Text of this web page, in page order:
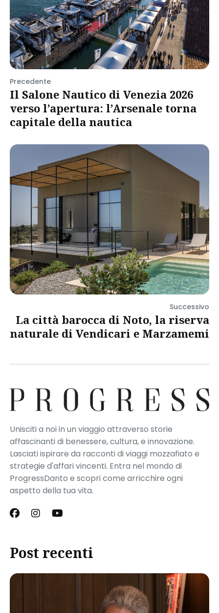
Precedente
Il Salone Nautico di Venezia 2026
verso l’apertura: l’Arsenale torna
capitale della nautica
Successivo
La città barocca di Noto, la riserva
naturale di Vendicari e Marzamemi
Unisciti a noi in un viaggio attraverso storie
affascinanti di benessere, cultura, e innovazione.
Lasciati ispirare da racconti di viaggi mozzafiato e
strategie d'affari vincenti. Entra nel mondo di
ProgressDanto e scopri come arricchire ogni
aspetto della tua vita.
Post recenti